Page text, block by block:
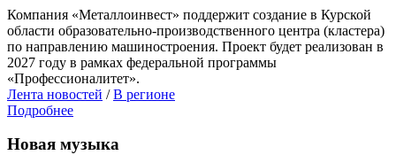
Компания «Металлоинвест» поддержит создание в Курской
области образовательно-производственного центра (кластера)
по направлению машиностроения. Проект будет реализован в
2027 году в рамках федеральной программы
«Профессионалитет».
Лента новостей /В регионе
Подробнее
Новая музыка